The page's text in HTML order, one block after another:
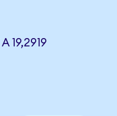
19,2919